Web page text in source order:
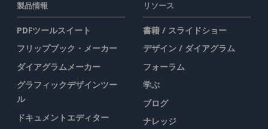
製品情報
PDFツールスイート
フリップブック・メーカー
ダイアグラムメーカー
グラフィックデザインツー
ル
ドキュメントエディター
リソース
書籍 / スライドショー
デザイン / ダイアグラム
フォーラム
学ぶ
ブログ
ナレッジ